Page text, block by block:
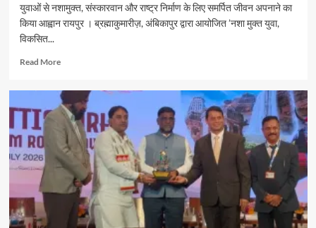
जलाभिषेक,
प्रदेशवासियों
शांति,
और
खुशहाली
की
कामना
युवाओं से नशामुक्त, संस्कारवान और राष्ट्र निर्माण के लिए समर्पित जीवन अपनाने का
किया आह्वान रायपुर । ब्रह्माकुमारीज़, अंबिकापुर द्वारा आयोजित ’नशा मुक्त युवा,
विकसित...
Read MoreRead
ब्रह्माकुमारीज़,
अंबिकापुर
मुक्त
युवा,
विकसित
भारत
संकल्प
अभियान’